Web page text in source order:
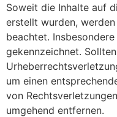
Soweit die Inhalte auf
erstellt wurden,
beachtet.
gekennzeichnet.
um einen
von
umgehend entfernen.